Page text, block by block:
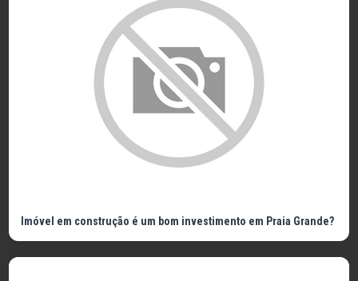
Imóvel em construção é um bom investimento em Praia Grande?